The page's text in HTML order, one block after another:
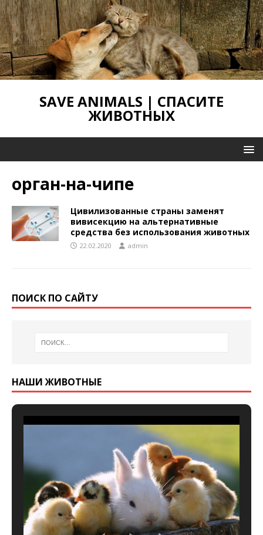
SAVE ANIMALS | СПАСИТЕ
ЖИВОТНЫХ
орган-на-чипе
Цивилизованные страны заменят
вивисекцию на альтернативные
средства без использования животных
22.02.2020 admin
ПОИСК ПО САЙТУ
НАШИ ЖИВОТНЫЕ